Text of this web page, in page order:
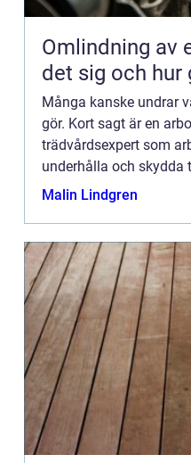
Omlindning av
det sig och hur
Många kanske undrar
gör. Kort sagt är en
trädvårdsexpert som
underhålla och skydda
är inte bara vik...
Malin Lindgren